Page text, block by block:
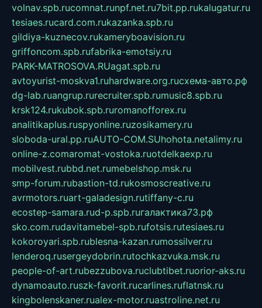
volnav.spb.rucomnat.runpf.net.ru7bit.pp.rukalugatur.ru
tesiaes.rucard.com.rukazanka.spb.ru
gildiya-kuznecov.rukameryboavision.ru
griffoncom.spb.rufabrika-emotsiy.ru
PARK-MATROSOVA.RUagat.spb.ru
avtoyurist-moskva1.ruhardware.org.ruсхема-авто.рф
dg-lab.ruangrup.rurecruiter.spb.rumusic8.spb.ru
krsk124.rukubok.spb.ruromanofforex.ru
analitikaplus.ruspyonline.ruzosikamery.ru
sloboda-ural.pp.ruAUTO-COM.SUhohota.netalimy.ru
online-z.comaromat-vostoka.ruotdelkaexp.ru
mobilvest.rubbd.net.rumebelshop.msk.ru
smp-forum.rubastion-td.rukosmoscreative.ru
avrmotors.ruart-galadesign.rutiffany-c.ru
ecostep-samara.rud-p.spb.ruгалактика73.рф
sko.com.rudavitamebel-spb.rufotsis.rutesiaes.ru
kokoroyari.spb.rublesna-kazan.rumossilver.ru
lenderoq.rusergeydobrin.rutochkazvuka.msk.ru
people-of-art.rubezzubova.ruclubtibet.ruorior-aks.ru
dynamoauto.ruszk-favorit.rucarlines.ruflatnsk.ru
kingbolenskaner.rualex-motor.ruastroline.net.ru